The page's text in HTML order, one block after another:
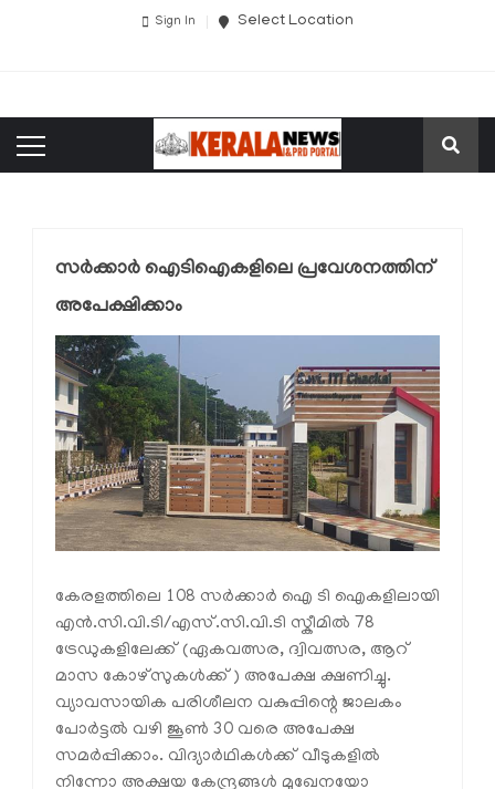
Sign In Select Location
സർക്കാർ ഐടിഐകളിലെ പ്രവേശനത്തിന്
അപേക്ഷിക്കാം
കേരളത്തിലെ 108 സർക്കാർ ഐ ടി ഐകളിലായി
എൻ.സി.വി.ടി/എസ്.സി.വി.ടി സ്കീമിൽ 78
ട്രേഡുകളിലേക്ക് (ഏകവത്സര, ദ്വിവത്സര, ആറ്
മാസ കോഴ്സുകൾക്ക്) അപേക്ഷ ക്ഷണിച്ചു.
വ്യാവസായിക പരിശീലന വകുപ്പിന്റെ ജാലകം
പോർട്ടൽ വഴി ജൂൺ 30 വരെ അപേക്ഷ
സമർപ്പിക്കാം. വിദ്യാർഥികൾക്ക് വീടുകളിൽ
നിന്നോ അക്ഷയ കേന്ദ്രങ്ങൾ മുഖേനയോ